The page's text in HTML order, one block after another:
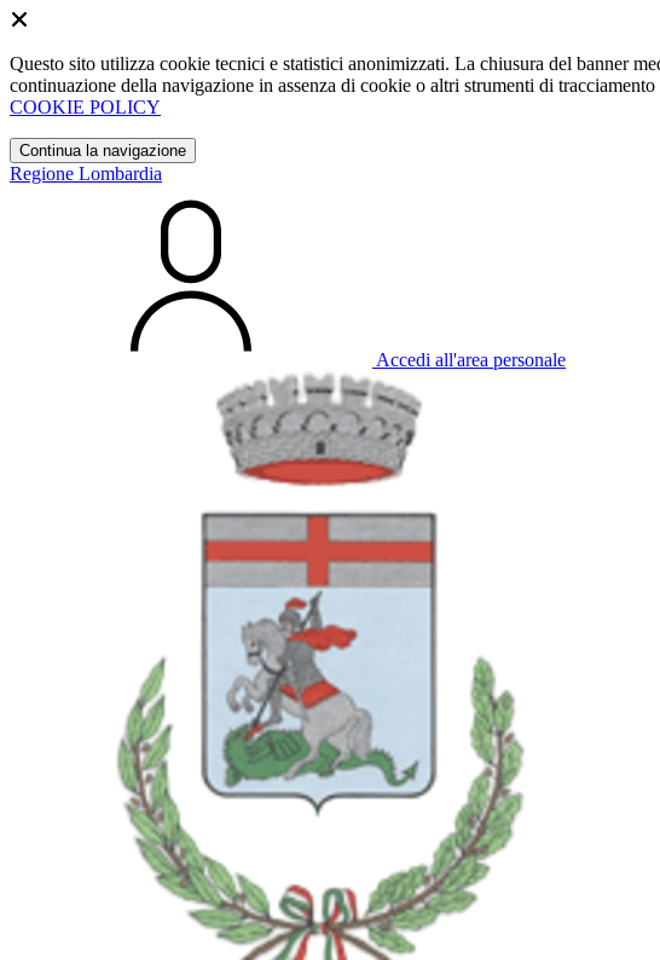
Questo sito utilizza cookie tecnici e statistici anonimizzati. La chiusura del banner
continuazione della navigazione in assenza di cookie o altri strumenti di
COOKIE POLICY
Continua la navigazione
Regione Lombardia
Accedi all'area personale